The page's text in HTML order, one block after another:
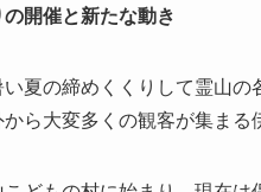
開催と新たな動き
夏の締めくくりして霊山
ら大変多くの観客が集ま